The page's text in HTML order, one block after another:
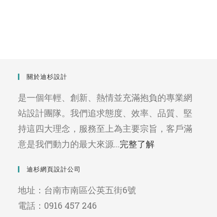
關於迪杉設計
是一個年輕、創新、熱情並充滿抱負的專業網
站設計團隊。我們追求態度、效率、品質、堅
持這四大理念，服務至上為主要宗旨，客戶滿
意是我們動力的最大來源...完整了解
迪杉網頁設計公司
地址：台南市南區公英五街6號
電話：0916 457 246